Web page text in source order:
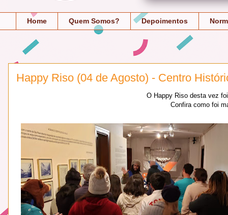
Home Quem Somos? Depoimentos
Happy Riso (04 de Agosto) - Centro
O Happy Riso desta vez
Confira como foi